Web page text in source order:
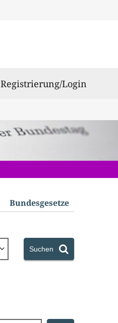
Registrierung/Login
Bundes­gesetze
Suchen